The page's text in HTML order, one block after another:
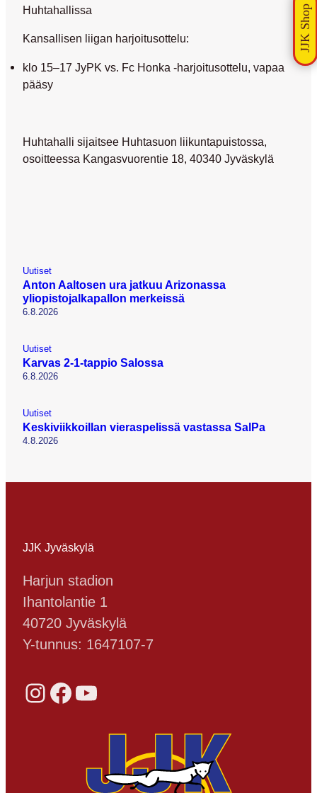
Huhtahallissa
Kansallisen liigan harjoitusottelu:
klo 15–17 JyPK vs. Fc Honka -harjoitusottelu, vapaa
pääsy
Huhtahalli sijaitsee Huhtasuon liikuntapuistossa,
osoitteessa Kangasvuorentie 18, 40340 Jyväskylä
Uutiset
Anton Aaltosen ura jatkuu Arizonassa
yliopistojalkapallon merkeissä
6.8.2026
Uutiset
Karvas 2-1-tappio Salossa
6.8.2026
Uutiset
Keskiviikkoillan vieraspelissä vastassa SalPa
4.8.2026
JJK Jyväskylä
Harjun stadion
Ihantolantie 1
40720 Jyväskylä
Y-tunnus: 1647107-7
Instagram Facebook YouTube